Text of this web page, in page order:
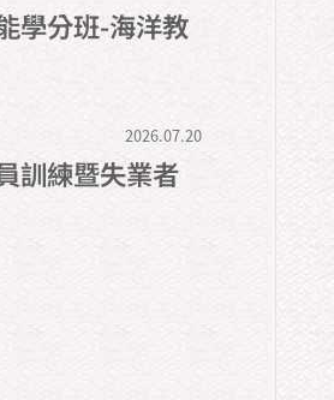
學分班-海洋教
2026.07.20
訓練暨失業者